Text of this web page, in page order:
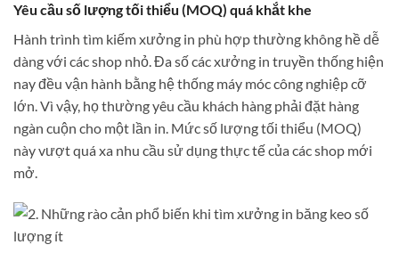
Yêu cầu số lượng tối thiểu (MOQ) quá khắt khe
Hành trình tìm kiếm xưởng in phù hợp thường không hề dễ
dàng với các shop nhỏ. Đa số các xưởng in truyền thống hiện
nay đều vận hành bằng hệ thống máy móc công nghiệp cỡ
lớn. Vì vậy, họ thường yêu cầu khách hàng phải đặt hàng
ngàn cuộn cho một lần in. Mức số lượng tối thiểu (MOQ)
này vượt quá xa nhu cầu sử dụng thực tế của các shop mới
mở.